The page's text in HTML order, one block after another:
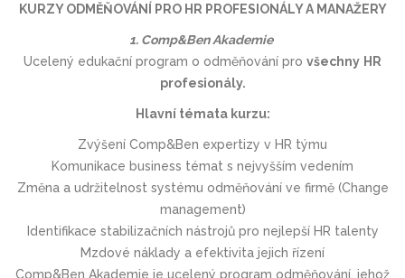
KURZY ODMĚŇOVÁNÍ PRO HR PROFESIONÁLY A MANAŽERY
1. Comp&Ben Akademie
Ucelený edukační program o odměňování pro všechny HR
profesionály.
Hlavní témata kurzu:
Zvýšení Comp&Ben expertizy v HR týmu
Komunikace business témat s nejvyšším vedením
Změna a udržitelnost systému odměňování ve firmě (Change
management)
Identifikace stabilizačních nástrojů pro nejlepší HR talenty
Mzdové náklady a efektivita jejich řízení
Comp&Ben Akademie je ucelený program odměňování, jehož